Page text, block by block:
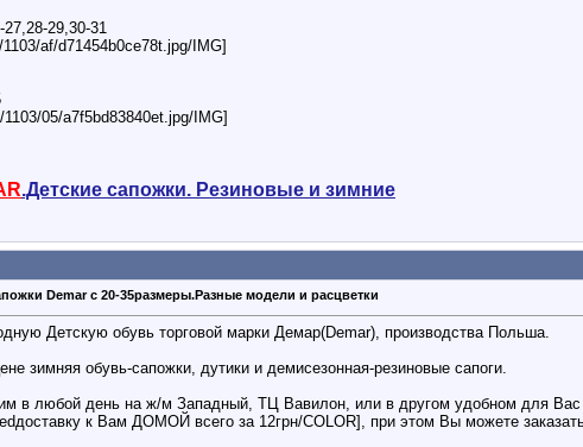
29,30-31
af/d71454b0ce78t.jpg/IMG]
05/a7f5bd83840et.jpg/IMG]
.Детские сапожки. Резиновые и зимние
Demar с 20-35размеры.Разные модели и расцветки
Детскую обувь торговой марки Демар(Demar), производства Польша.
зимняя обувь-сапожки, дутики и демисезонная-резиновые сапоги.
в любой день на ж/м Западный, ТЦ Вавилон, или в другом удобном для Вас
к Вам ДОМОЙ всего за 12грн/COLOR], при этом Вы можете